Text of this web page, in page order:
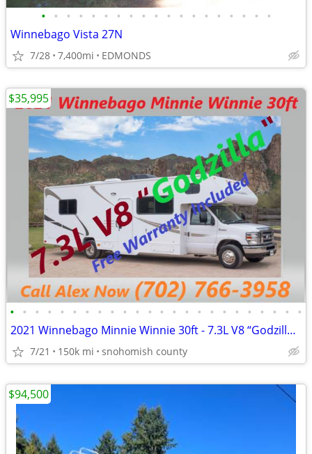
• • • • • • • • • • • • • • • • • • •
Winnebago Vista 27N
7/28 7,400mi EDMONDS
• • • • • • • • • • • • • • • • • • • • • • • •
2021 Winnebago Minnie Winnie 30ft - 7.3L V8 “Godzilla Engine"
7/21 150k mi snohomish county
$35,995
$94,500